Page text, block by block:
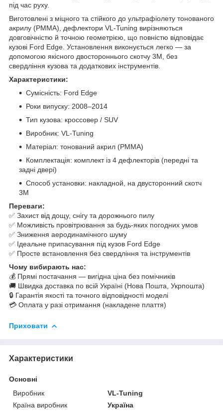
під час руху.
Виготовлені з міцного та стійкого до ультрафіолету тонованого
акрилу (PMMA), дефлектори VL-Tuning вирізняються
довговічністю й точною геометрією, що повністю відповідає
кузові Ford Edge. Установлення виконується легко — за
допомогою якісного двостороннього скотчу 3M, без
свердління кузова та додаткових інструментів.
Характеристики:
Сумісність: Ford Edge
Роки випуску: 2008–2014
Тип кузова: кроссовер / SUV
Виробник: VL-Tuning
Матеріал: тонований акрил (PMMA)
Комплектація: комплект із 4 дефлекторів (передні та
задні двері)
Способ установки: накладной, на двусторонний скотч
3M
Переваги:
✅ Захист від дощу, снігу та дорожнього пилу
✅ Можливість провітрювання за будь-яких погодних умов
✅ Зниження аеродинамічного шуму
✅ Ідеальне припасування під кузов Ford Edge
✅ Просте встановлення без свердління та інструментів
Чому вибирають нас:
💰 Прямі постачання — вигідна ціна без помічників
🚚 Швидка доставка по всій Україні (Нова Пошта, Укрпошта)
🔒 Гарантія якості та точного відповідності моделі
💳 Оплата у разі отримання (накладене плаття)
Приховати
Характеристики
Основні
Виробник
VL-Tuning
Країна виробник
Україна